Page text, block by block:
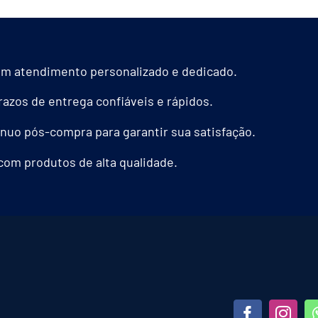
As
opções
ser
atendimento personalizado e dedicado.
de entrega confiáveis e rápidos.
pós-compra para garantir sua satisfação.
produtos de alta qualidade.